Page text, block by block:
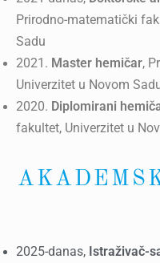
Prirodno-matematički
Sadu
2021. Master hemičar,
Univerzitet u Novom
2020. Diplomirani
fakultet, Univerzitet u
2025-danas, Istraživač-